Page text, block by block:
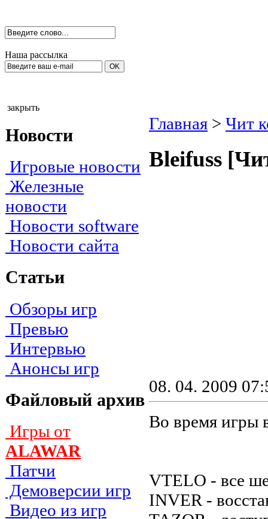
Наша рассылка
закрыть
Новости
Игровые новости
Железные
новости
Новости software
Новости сайта
Статьи
Обзоры игр
Превью
Интервью
Анонсы игр
Файловый архив
Игры от
ALAWAR
Патчи
Демоверсии игр
Видео из игр
Главная > Чит
Вleifuss
08. 04. 2009
Во время игры
VTELO - вce
INVER -